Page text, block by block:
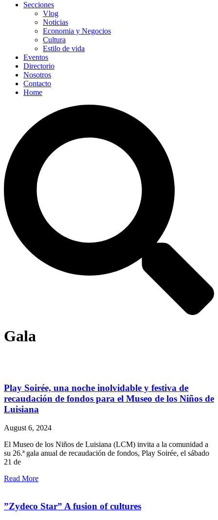
Secciones
Vlog
Noticias
Economia y Negocios
Cultura
Estilo de vida
Eventos
Directorio
Nosotros
Contacto
Home
Gala
Play Soirée, una noche inolvidable y festiva de
recaudación de fondos para el Museo de los Niños de
Luisiana
August 6, 2024
El Museo de los Niños de Luisiana (LCM) invita a la comunidad a
su 26.ª gala anual de recaudación de fondos, Play Soirée, el sábado
21 de
Read More
”Zydeco Star” A fusion of cultures